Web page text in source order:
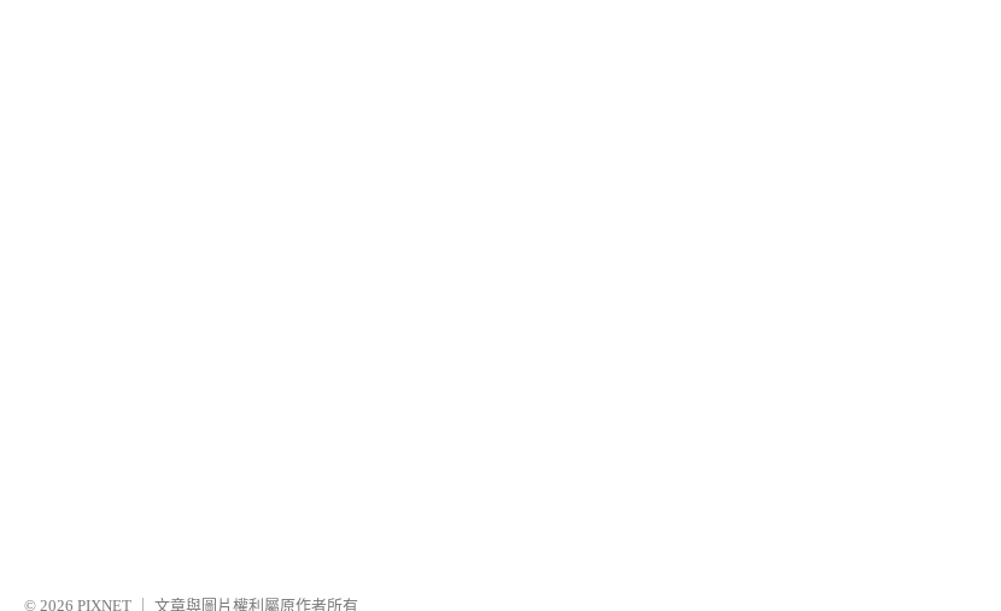
© 2026 PIXNET 文章與圖片權利屬原作者所有